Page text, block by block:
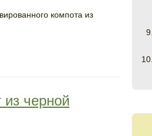
компота из
из черной